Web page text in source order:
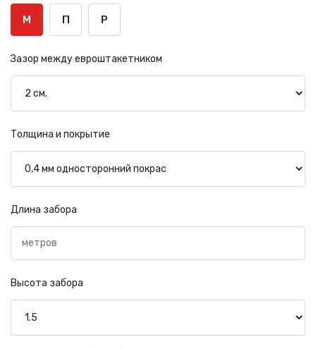
М П Р
Зазор между евроштакетником
Толщина и покрытие
Длина забора
Высота забора